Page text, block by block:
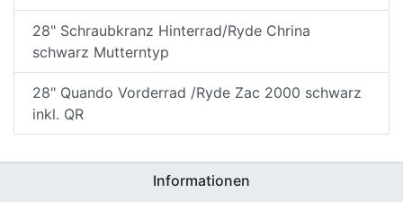
28" Schraubkranz Hinterrad/Ryde Chrina
schwarz Mutterntyp
28" Quando Vorderrad /Ryde Zac 2000 schwarz
inkl. QR
Informationen